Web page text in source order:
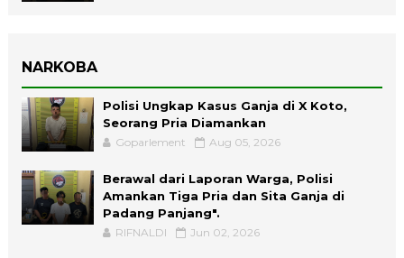
NARKOBA
Polisi Ungkap Kasus Ganja di X Koto,
Seorang Pria Diamankan
Goparlement Aug 05, 2026
Berawal dari Laporan Warga, Polisi
Amankan Tiga Pria dan Sita Ganja di
Padang Panjang".
RIFNALDI Jun 02, 2026